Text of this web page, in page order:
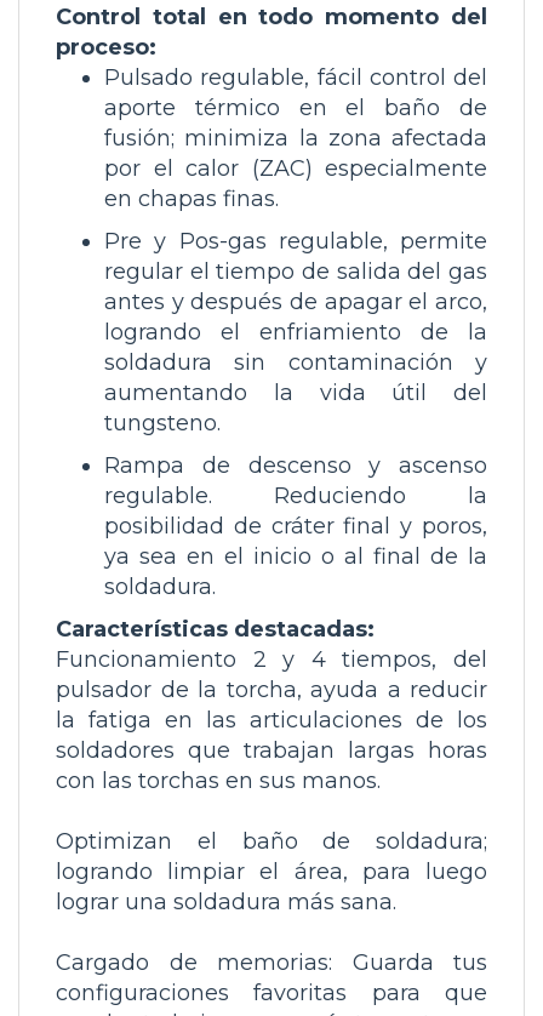
Control total en todo momento del
proceso:
Pulsado regulable, fácil control del
aporte térmico en el baño de
fusión; minimiza la zona afectada
por el calor (ZAC) especialmente
en chapas finas.
Pre y Pos-gas regulable, permite
regular el tiempo de salida del gas
antes y después de apagar el arco,
logrando el enfriamiento de la
soldadura sin contaminación y
aumentando la vida útil del
tungsteno.
Rampa de descenso y ascenso
regulable. Reduciendo la
posibilidad de cráter final y poros,
ya sea en el inicio o al final de la
soldadura.
Características destacadas:
Funcionamiento 2 y 4 tiempos, del
pulsador de la torcha, ayuda a reducir
la fatiga en las articulaciones de los
soldadores que trabajan largas horas
con las torchas en sus manos.
Optimizan el baño de soldadura;
logrando limpiar el área, para luego
lograr una soldadura más sana.
Cargado de memorias: Guarda tus
configuraciones favoritas para que